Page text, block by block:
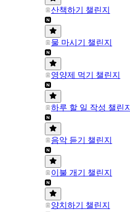
산책하기 챌린지
물 마시기 챌린지
영양제 먹기 챌린지
하루 할 일 작성 챌린지
음악 듣기 챌린지
이불 개기 챌린지
양치하기 챌린지